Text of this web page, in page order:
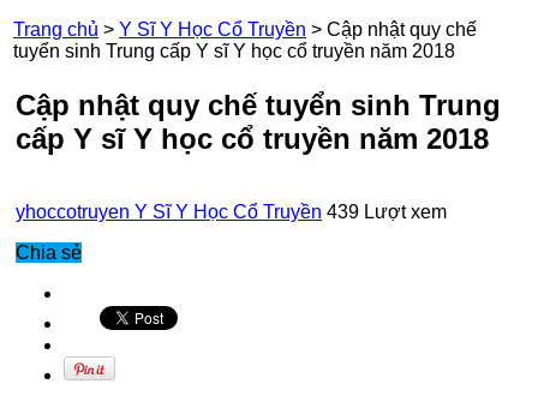
Trang chủ > Y Sĩ Y Học Cổ Truyền > Cập nhật quy chế
tuyển sinh Trung cấp Y sĩ Y học cổ truyền năm 2018
Cập nhật quy chế tuyển sinh Trung
cấp Y sĩ Y học cổ truyền năm 2018
yhoccotruyen Y Sĩ Y Học Cổ Truyền 439 Lượt xem
Chia sẻ